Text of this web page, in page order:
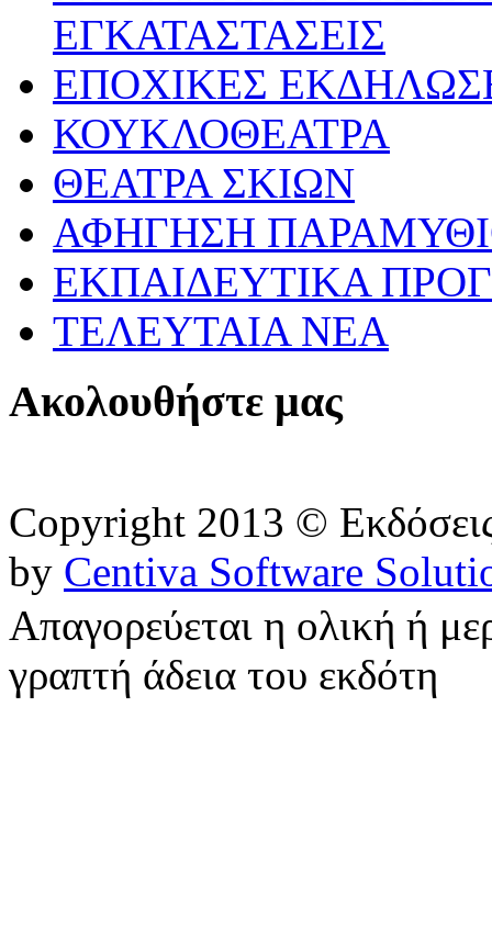
ΕΓΚΑΤΑΣΤΑΣΕΙΣ
ΕΠΟΧΙΚΕΣ
ΚΟΥΚΛΟΘΕΑΤΡΑ
ΘΕΑΤΡΑ ΣΚΙΩΝ
ΑΦΗΓΗΣΗ
ΕΚΠΑΙΔΕΥΤΙΚΑ
ΤΕΛΕΥΤΑΙΑ ΝΕΑ
Ακολουθήστε μας
Copyright 2013 ©
by Centiva Software
Απαγορεύεται η ολική ή
γραπτή άδεια του εκδότη